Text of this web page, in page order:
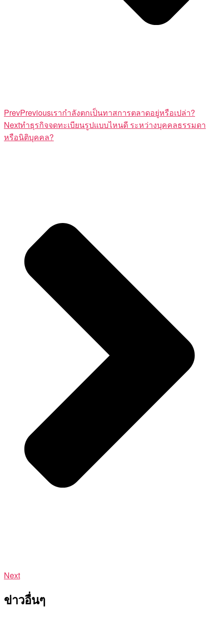
PrevPreviousเรากำลังตกเป็นทาสการตลาดอยู่หรือเปล่า?
Nextทำธุรกิจจดทะเบียนรูปแบบไหนดี ระหว่างบุคคลธรรมดา
หรือนิติบุคคล?
Next
ข่าวอื่นๆ